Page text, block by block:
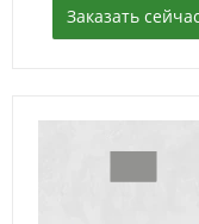
Заказать сейчас